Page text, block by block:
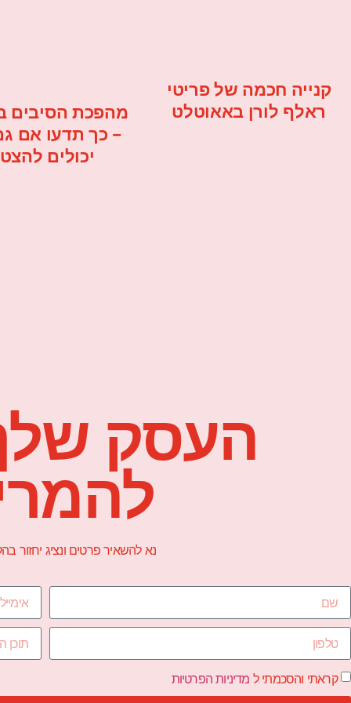
קנייה חכמה של פריטי
ראלף לורן באאוטלט
מהפכת הסיבים
– כך תדעו אם
יכולים
העסק
נא להשאיר פרטים ונציג יחזור
קראתי והסכמתי ל מדיניות הפרטיות